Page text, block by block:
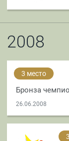
2008
3 место
Бронза
26.06.2008